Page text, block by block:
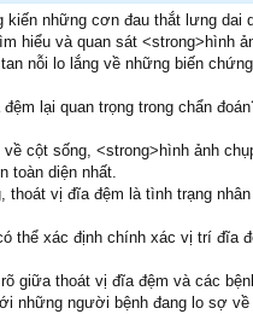
kiến những cơn đau thắt lưng dai
hiểu và quan sát <strong>hình
nỗi lo lắng về những biến
lại quan trọng trong chẩn
cột sống, <strong>hình ảnh
toàn diện nhất.
vị đĩa đệm là tình trạng
thể xác định chính xác vị trí
giữa thoát vị đĩa đệm và các
những người bệnh đang lo sợ